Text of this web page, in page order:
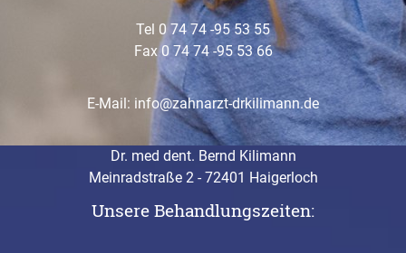
Tel 0 74 74 -95 53 55
Fax 0 74 74 -95 53 66
E-Mail: info@zahnarzt-drkilimann.de
Dr. med dent. Bernd Kilimann
Meinradstraße 2 - 72401 Haigerloch
Unsere Behandlungszeiten: